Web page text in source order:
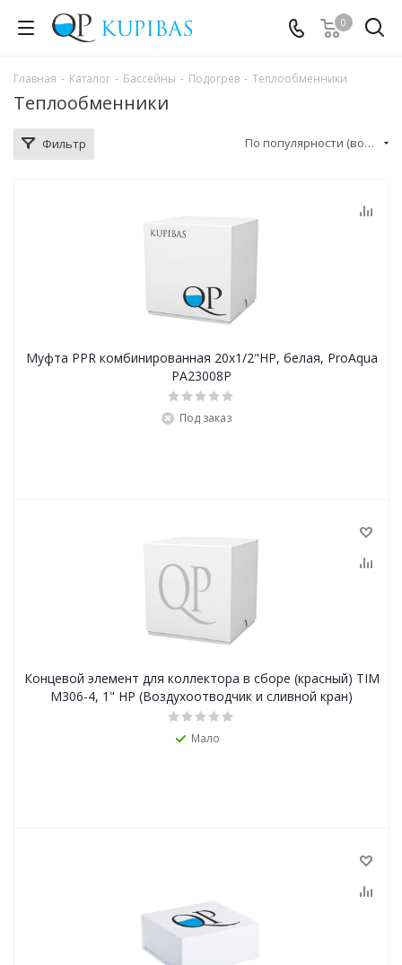
0
Главная - Каталог - Бассейны - Подогрев - Теплообменники
Теплообменники
Фильтр По популярности (возрастание)
Муфта PPR комбинированная 20х1/2"НР, белая, ProAqua
PA23008P
Под заказ
Концевой элемент для коллектора в сборе (красный) TIM
M306-4, 1" НР (Воздухоотводчик и сливной кран)
Мало